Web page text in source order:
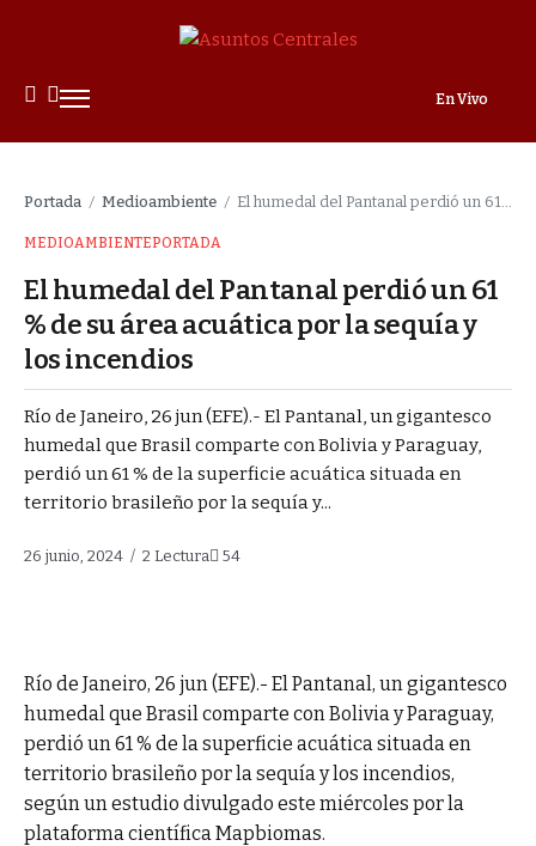
En Vivo
Portada / Medioambiente / El humedal del Pantanal perdió un 61 % de su área acuática por la sequía y los incendios
MEDIOAMBIENTEPORTADA
El humedal del Pantanal perdió un 61
% de su área acuática por la sequía y
los incendios
Río de Janeiro, 26 jun (EFE).- El Pantanal, un gigantesco
humedal que Brasil comparte con Bolivia y Paraguay,
perdió un 61 % de la superficie acuática situada en
territorio brasileño por la sequía y...
26 junio, 2024 2 Lectura 54
Río de Janeiro, 26 jun (EFE).- El Pantanal, un gigantesco
humedal que Brasil comparte con Bolivia y Paraguay,
perdió un 61 % de la superficie acuática situada en
territorio brasileño por la sequía y los incendios,
según un estudio divulgado este miércoles por la
plataforma científica Mapbiomas.